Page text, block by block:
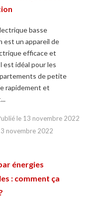
basse
est un appareil de
efficace et
est idéal pour les
de petite
rapidement et
le 13 novembre 2022
novembre 2022
énergies
: comment ça